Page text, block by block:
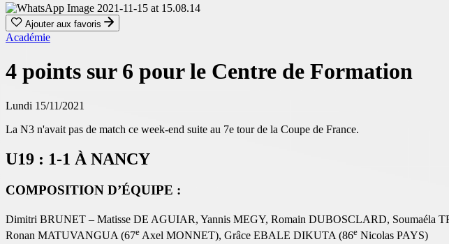
Ajouter aux favoris
Académie
4 points sur 6 pour le Centre de Formation
Lundi 15/11/2021
La N3 n'avait pas de match ce week-end suite au 7e tour de la Coupe de France.
U19 : 1-1 À NANCY
COMPOSITION D’ÉQUIPE :
Dimitri BRUNET – Matisse DE AGUIAR, Yannis MEGY, Romain DUBOSCLARD, Soumaéla
Ronan MATUVANGUA (67e Axel MONNET), Grâce EBALE DIKUTA (86e Nicolas PAYS)